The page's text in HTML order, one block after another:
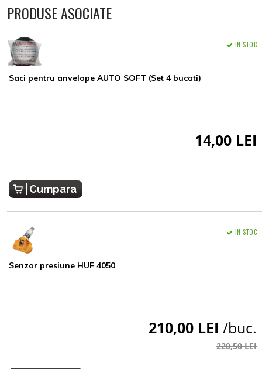
PRODUSE ASOCIATE
Saci pentru anvelope AUTO SOFT (Set 4 bucati)
IN STOC
14,00 LEI
Cumpara
Senzor presiune HUF 4050
IN STOC
210,00 LEI /buc.
220,50 LEI